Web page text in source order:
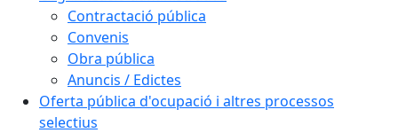
Contractació pública
Convenis
Obra pública
Anuncis / Edictes
Oferta pública d'ocupació i altres processos
selectius